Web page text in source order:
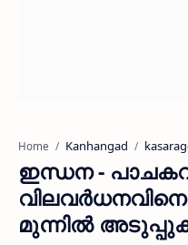
Home Kanhangad
ഇന്ധന -
മുന്നിൽ